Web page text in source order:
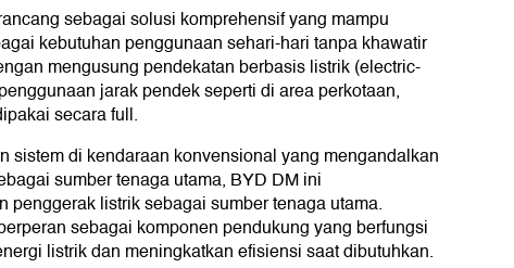
sebagai solusi komprehensif yang mampu
kebutuhan penggunaan sehari-hari tanpa khawatir
mengusung pendekatan berbasis listrik (electric-
jarak pendek seperti di area perkotaan,
secara full.
sistem di kendaraan konvensional yang mengandalkan
sumber tenaga utama, BYD DM ini
penggerak listrik sebagai sumber tenaga utama.
sebagai komponen pendukung yang berfungsi
listrik dan meningkatkan efisiensi saat dibutuhkan.